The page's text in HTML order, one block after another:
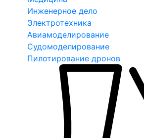
Инженерное дело
Электротехника
Авиамоделирование
Судомоделирование
Пилотирование дронов